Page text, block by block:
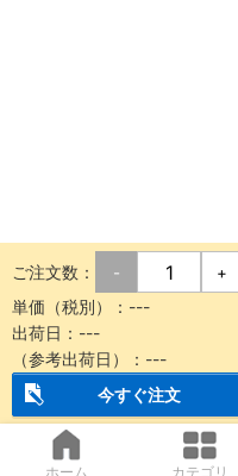
ご注文数： - +
単価（税別）： ---
出荷日： ---
（参考出荷日）： ---
今すぐ注文
ホーム カテゴリ